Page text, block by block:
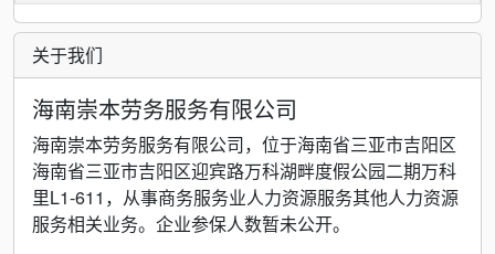
关于我们
海南崇本劳务服务有限公司
海南崇本劳务服务有限公司，位于海南省三亚市吉阳区
海南省三亚市吉阳区迎宾路万科湖畔度假公园二期万科
里L1-611，从事商务服务业人力资源服务其他人力资源
服务相关业务。企业参保人数暂未公开。